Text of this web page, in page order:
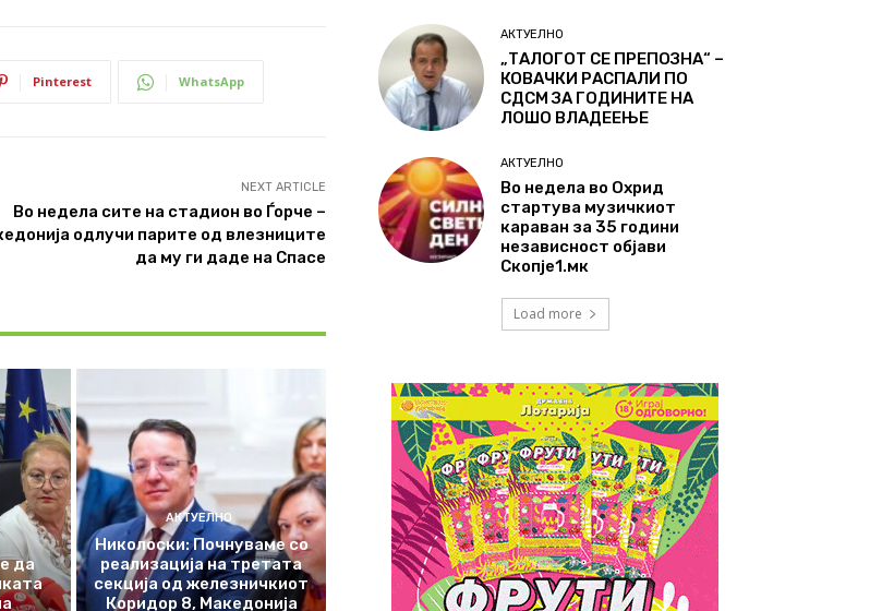
Pinterest WhatsApp
NEXT ARTICLE
Во недела сите на стадион во Ѓорче –
одлучи парите од влезниците
да му ги даде на Спасе
да
АКТУЕЛНО
Николоски: Почнуваме со
реализација на третата
секција од железничкиот
Коридор 8, Македонија
АКТУЕЛНО
„ТАЛОГОТ СЕ ПРЕПОЗНА“ –
КОВАЧКИ РАСПАЛИ ПО
СДСМ ЗА ГОДИНИТЕ НА
ЛОШО ВЛАДЕЕЊЕ
АКТУЕЛНО
Во недела во Охрид
стартува музичкиот
караван за 35 години
независност објави
Скопје1.мк
Load more